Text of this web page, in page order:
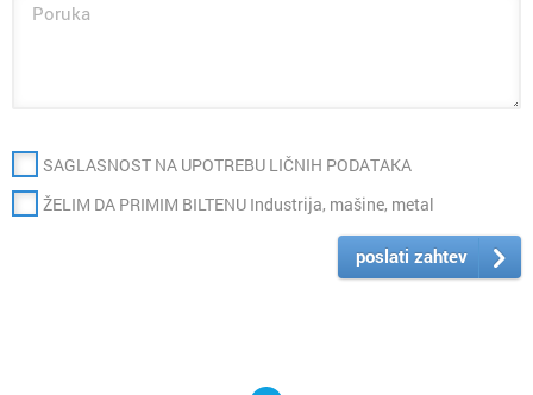
SAGLASNOST NA UPOTREBU LIČNIH PODATAKA
ŽELIM DA PRIMIM BILTENU Industrija, mašine, metal
poslati zahtev